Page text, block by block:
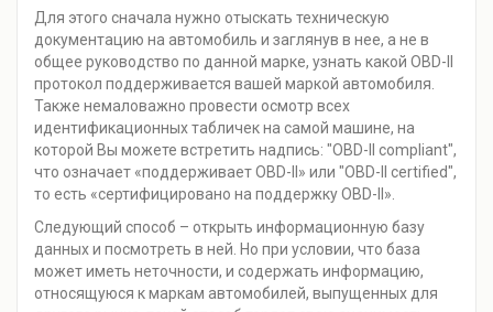
Для этого сначала нужно отыскать техническую
документацию на автомобиль и заглянув в нее, а не в
общее руководство по данной марке, узнать какой OBD-II
протокол поддерживается вашей маркой автомобиля.
Также немаловажно провести осмотр всех
идентификационных табличек на самой машине, на
которой Вы можете встретить надпись: "OBD-II compliant",
что означает «поддерживает OBD-II» или "OBD-II certified",
то есть «сертифицировано на поддержку OBD-II».
Следующий способ – открыть информационную базу
данных и посмотреть в ней. Но при условии, что база
может иметь неточности, и содержать информацию,
относящуюся к маркам автомобилей, выпущенных для